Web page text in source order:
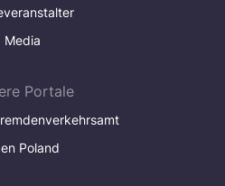
Media
Portale
Poland